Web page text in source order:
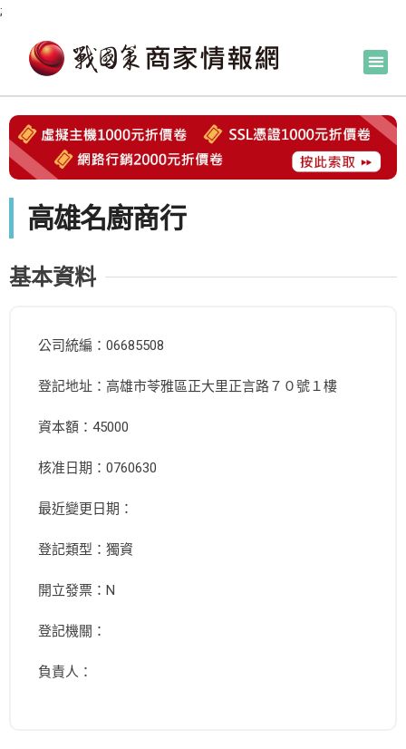
;
高雄名廚商行
基本資料
公司統編：06685508
登記地址：高雄市苓雅區正大里正言路７０號１樓
資本額：45000
核准日期：0760630
最近變更日期：
登記類型：獨資
開立發票：N
登記機關：
負責人：